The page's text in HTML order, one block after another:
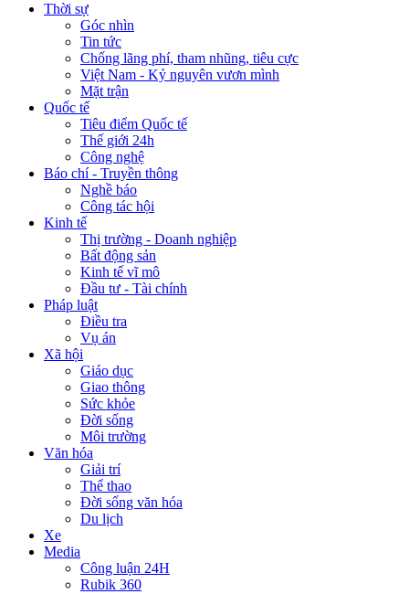
Thời sự
Góc nhìn
Tin tức
Chống lãng phí, tham nhũng, tiêu cực
Việt Nam - Kỷ nguyên vươn mình
Mặt trận
Quốc tế
Tiêu điểm Quốc tế
Thế giới 24h
Công nghệ
Báo chí - Truyền thông
Nghề báo
Công tác hội
Kinh tế
Thị trường - Doanh nghiệp
Bất động sản
Kinh tế vĩ mô
Đầu tư - Tài chính
Pháp luật
Điều tra
Vụ án
Xã hội
Giáo dục
Giao thông
Sức khỏe
Đời sống
Môi trường
Văn hóa
Giải trí
Thể thao
Đời sống văn hóa
Du lịch
Xe
Media
Công luận 24H
Rubik 360